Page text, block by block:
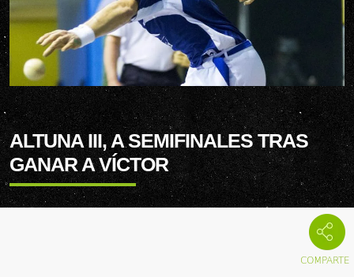
ALTUNA III, A SEMIFINALES TRAS
GANAR A VÍCTOR